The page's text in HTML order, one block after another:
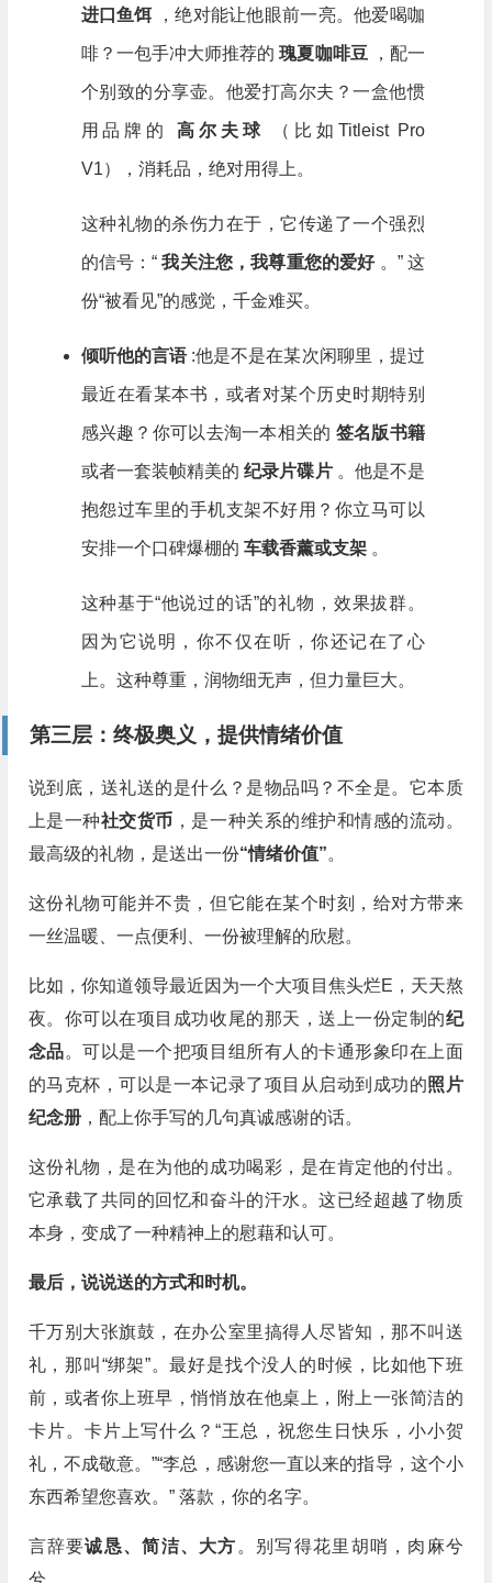
进口鱼饵 ，绝对能让他眼前一亮。他爱喝咖
啡？一包手冲大师推荐的瑰夏咖啡豆 ，配一
个别致的分享壶。他爱打高尔夫？一盒他惯
用品牌的高尔夫球 （比如Titleist Pro
V1），消耗品，绝对用得上。
这种礼物的杀伤力在于，它传递了一个强烈
的信号：“我关注您，我尊重您的爱好 。” 这
份“被看见”的感觉，千金难买。
倾听他的言语 :他是不是在某次闲聊里，提过
最近在看某本书，或者对某个历史时期特别
感兴趣？你可以去淘一本相关的 签名版书籍
或者一套装帧精美的纪录片碟片 。他是不是
抱怨过车里的手机支架不好用？你立马可以
安排一个口碑爆棚的 车载香薰或支架 。
这种基于“他说过的话”的礼物，效果拔群。
因为它说明，你不仅在听，你还记在了心
上。这种尊重，润物细无声，但力量巨大。
第三层：终极奥义，提供情绪价值
说到底，送礼送的是什么？是物品吗？不全是。它本质
上是一种社交货币 ，是一种关系的维护和情感的流动。
最高级的礼物，是送出一份“情绪价值”。
这份礼物可能并不贵，但它能在某个时刻，给对方带来
一丝温暖、一点便利、一份被理解的欣慰。
比如，你知道领导最近因为一个大项目焦头烂E，天天熬
夜。你可以在项目成功收尾的那天，送上一份定制的纪
念品。可以是一个把项目组所有人的卡通形象印在上面
的马克杯，可以是一本记录了项目从启动到成功的照片
纪念册，配上你手写的几句真诚感谢的话。
这份礼物，是在为他的成功喝彩，是在肯定他的付出。
它承载了共同的回忆和奋斗的汗水。这已经超越了物质
本身，变成了一种精神上的慰藉和认可。
最后，说说送的方式和时机。
千万别大张旗鼓，在办公室里搞得人尽皆知，那不叫送
礼，那叫“绑架”。最好是找个没人的时候，比如他下班
前，或者你上班早，悄悄放在他桌上，附上一张简洁的
卡片。卡片上写什么？“王总，祝您生日快乐，小小贺
礼，不成敬意。”“李总，感谢您一直以来的指导，这个小
东西希望您喜欢。” 落款，你的名字。
言辞要诚恳、简洁、大方 。别写得花里胡哨，肉麻兮
兮。